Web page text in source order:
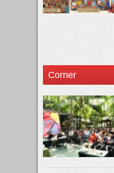
Corner